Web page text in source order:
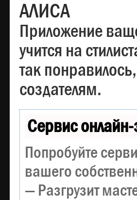
АЛИСА
Приложение
учится на
так
создателям.
Сервис
Попробуйте
вашего
— Разгрузит